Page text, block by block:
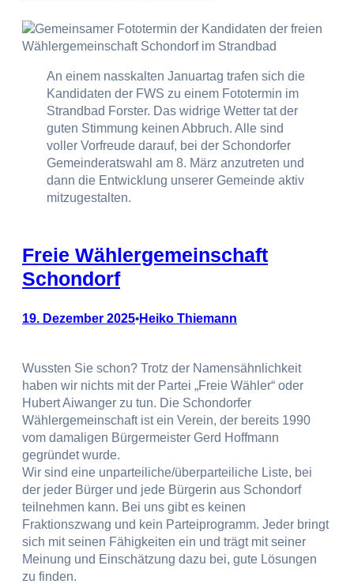
An einem nasskalten Januartag trafen sich die
Kandidaten der FWS zu einem Fototermin im
Strandbad Forster. Das widrige Wetter tat der
guten Stimmung keinen Abbruch. Alle sind
voller Vorfreude darauf, bei der Schondorfer
Gemeinderatswahl am 8. März anzutreten und
dann die Entwicklung unserer Gemeinde aktiv
mitzugestalten.
Freie Wählergemeinschaft
Schondorf
19. Dezember 2025•Heiko Thiemann
Wussten Sie schon? Trotz der Namensähnlichkeit
haben wir nichts mit der Partei „Freie Wähler“ oder
Hubert Aiwanger zu tun. Die Schondorfer
Wählergemeinschaft ist ein Verein, der bereits 1990
vom damaligen Bürgermeister Gerd Hoffmann
gegründet wurde.
Wir sind eine unparteiliche/überparteiliche Liste, bei
der jeder Bürger und jede Bürgerin aus Schondorf
teilnehmen kann. Bei uns gibt es keinen
Fraktionszwang und kein Parteiprogramm. Jeder bringt
sich mit seinen Fähigkeiten ein und trägt mit seiner
Meinung und Einschätzung dazu bei, gute Lösungen
zu finden.